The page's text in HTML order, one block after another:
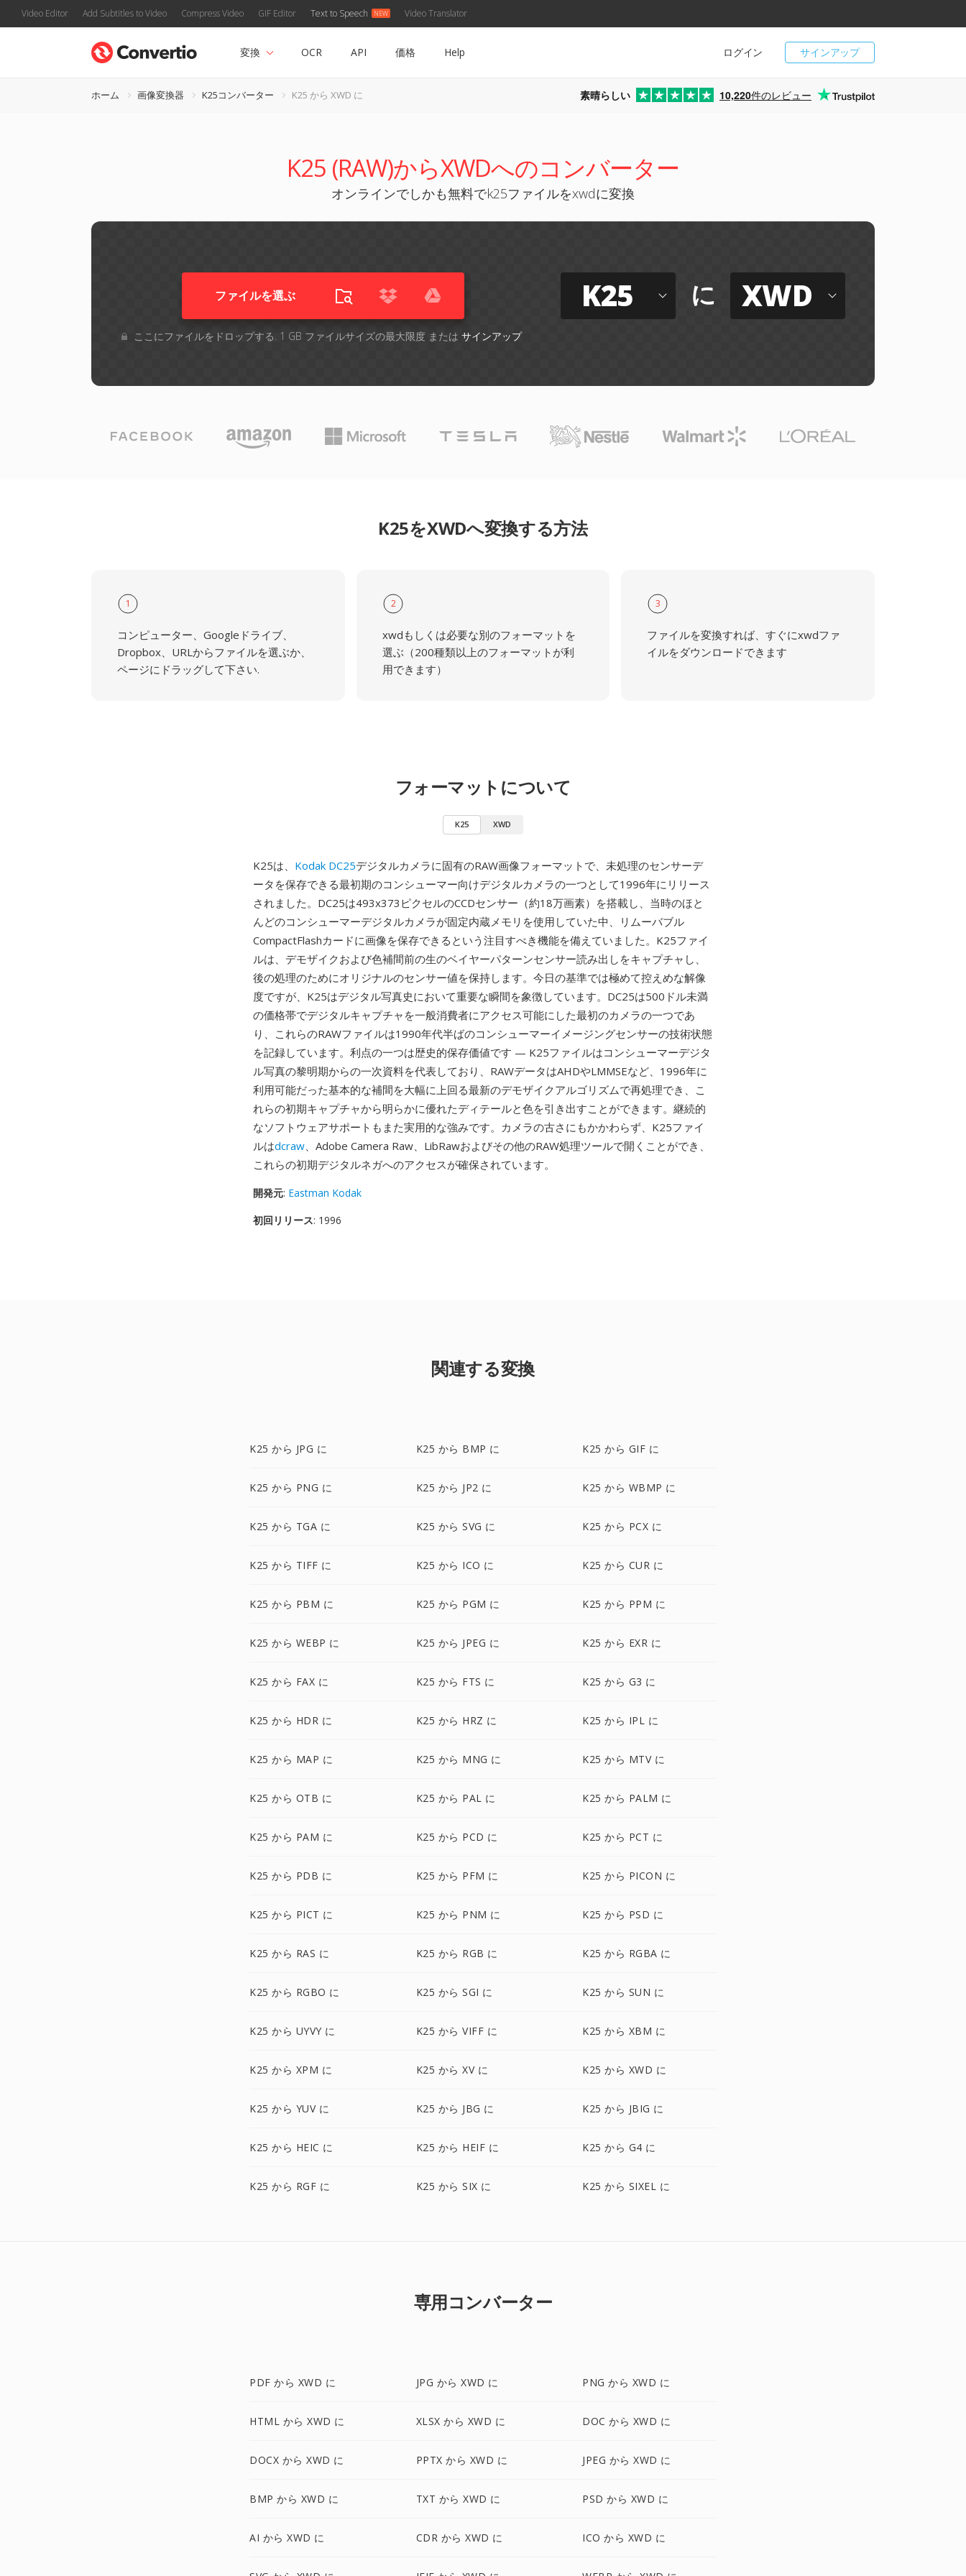
Video Editor Add Subtitles to Video Compress Video GIF Editor Text to Speech Video Translator
サインアップ
ログイン
変換 OCR API 価格 Help
ホーム 画像変換器 K25コンバーター K25 から XWD に 素晴らしい 10,220件のレビュー
K25 (RAW)からXWDへのコンバーター
オンラインでしかも無料でk25ファイルをxwdに変換
ファイルを選ぶ
ここにファイルをドロップする. 1 GB ファイルサイズの最大限度 または サインアップ
K25 に XWD
K25をXWDへ変換する方法
1
コンピューター、Googleドライブ、
Dropbox、URLからファイルを選ぶか、
ページにドラッグして下さい.
2
xwdもしくは必要な別のフォーマットを
選ぶ（200種類以上のフォーマットが利
用できます）
3
ファイルを変換すれば、すぐにxwdファ
イルをダウンロードできます
フォーマットについて
K25 XWD
K25は、 Kodak DC25デジタルカメラに固有のRAW画像フォーマットで、未処理のセンサーデ
ータを保存できる最初期のコンシューマー向けデジタルカメラの一つとして1996年にリリース
されました。DC25は493x373ピクセルのCCDセンサー（約18万画素）を搭載し、当時のほと
んどのコンシューマーデジタルカメラが固定内蔵メモリを使用していた中、リムーバブル
CompactFlashカードに画像を保存できるという注目すべき機能を備えていました。K25ファイ
ルは、デモザイクおよび色補間前の生のベイヤーパターンセンサー読み出しをキャプチャし、
後の処理のためにオリジナルのセンサー値を保持します。今日の基準では極めて控えめな解像
度ですが、K25はデジタル写真史において重要な瞬間を象徴しています。DC25は500ドル未満
の価格帯でデジタルキャプチャを一般消費者にアクセス可能にした最初のカメラの一つであ
り、これらのRAWファイルは1990年代半ばのコンシューマーイメージングセンサーの技術状態
を記録しています。利点の一つは歴史的保存価値です — K25ファイルはコンシューマーデジタ
ル写真の黎明期からの一次資料を代表しており、RAWデータはAHDやLMMSEなど、1996年に
利用可能だった基本的な補間を大幅に上回る最新のデモザイクアルゴリズムで再処理でき、こ
れらの初期キャプチャから明らかに優れたディテールと色を引き出すことができます。継続的
なソフトウェアサポートもまた実用的な強みです。カメラの古さにもかかわらず、K25ファイ
ルはdcraw、Adobe Camera Raw、LibRawおよびその他のRAW処理ツールで開くことができ、
これらの初期デジタルネガへのアクセスが確保されています。
開発元: Eastman Kodak
初回リリース: 1996
関連する変換
K25 から JPG に K25 から BMP に K25 から GIF に
K25 から PNG に K25 から JP2 に K25 から WBMP に
K25 から TGA に K25 から SVG に K25 から PCX に
K25 から TIFF に K25 から ICO に K25 から CUR に
K25 から PBM に K25 から PGM に K25 から PPM に
K25 から WEBP に K25 から JPEG に K25 から EXR に
K25 から FAX に K25 から FTS に K25 から G3 に
K25 から HDR に K25 から HRZ に K25 から IPL に
K25 から MAP に K25 から MNG に K25 から MTV に
K25 から OTB に K25 から PAL に K25 から PALM に
K25 から PAM に K25 から PCD に K25 から PCT に
K25 から PDB に K25 から PFM に K25 から PICON に
K25 から PICT に K25 から PNM に K25 から PSD に
K25 から RAS に K25 から RGB に K25 から RGBA に
K25 から RGBO に K25 から SGI に K25 から SUN に
K25 から UYVY に K25 から VIFF に K25 から XBM に
K25 から XPM に K25 から XV に K25 から XWD に
K25 から YUV に K25 から JBG に K25 から JBIG に
K25 から HEIC に K25 から HEIF に K25 から G4 に
K25 から RGF に K25 から SIX に K25 から SIXEL に
専用コンバーター
PDF から XWD に JPG から XWD に PNG から XWD に
HTML から XWD に XLSX から XWD に DOC から XWD に
DOCX から XWD に PPTX から XWD に JPEG から XWD に
BMP から XWD に TXT から XWD に PSD から XWD に
AI から XWD に CDR から XWD に ICO から XWD に